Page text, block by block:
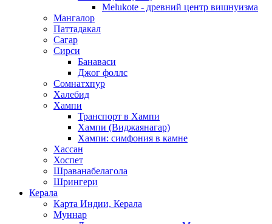
Melukote - древний центр вишнуизма
Мангалор
Паттадакал
Сагар
Сирси
Банаваси
Джог фоллс
Сомнатхпур
Халебид
Хампи
Транспорт в Хампи
Хампи (Виджаянагар)
Хампи: симфония в камне
Хассан
Хоспет
Шраванабелагола
Шрингери
Керала
Карта Индии, Керала
Муннар